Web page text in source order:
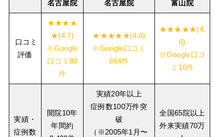
名古屋院 名古屋院 富山院
口コミ
評価
★★★★
★(4.7)
※Google
口コミ80
件
★★★★★(4.8)
※Google口コミ
864件
★★★★★(4.
6)
※Google口コ
ミ16件
実績・
症例数
開院10年
年間約
実績20年以上
症例数100万件突
破
（※2005年1月〜
全国65院以上
外来実績70万